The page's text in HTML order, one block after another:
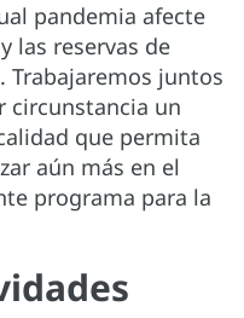
pandemia afecte
las reservas de
Trabajaremos juntos
circunstancia un
que permita
aún más en el
programa para la